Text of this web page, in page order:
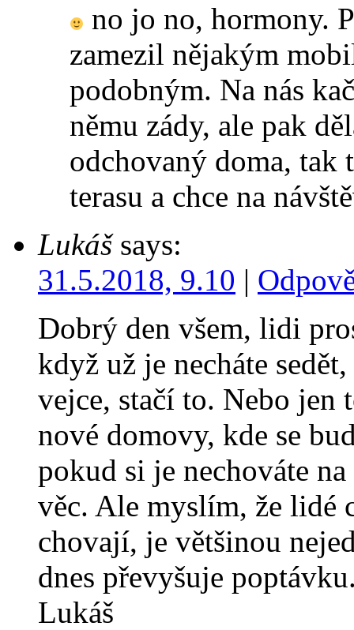
no jo no, hormony.
zamezil nějakým
podobným. Na nás
němu zády, ale pak
odchovaný doma, tak
terasu a chce na
Lukáš says:
31.5.2018, 9.10 |
Dobrý den všem, lidi
když už je necháte
vejce, stačí to. Nebo
nové domovy, kde se
pokud si je nechováte
věc. Ale myslím, že lidé
chovají, je většinou
dnes převyšuje
Lukáš